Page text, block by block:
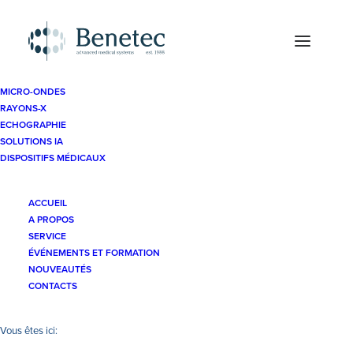
MICRO-ONDES
RAYONS-X
ECHOGRAPHIE
SOLUTIONS IA
DISPOSITIFS MÉDICAUX
ACCUEIL
A PROPOS
SERVICE
ÉVÉNEMENTS ET FORMATION
NOUVEAUTÉS
CONTACTS
Echographie
Contacts
Benetec Sprl